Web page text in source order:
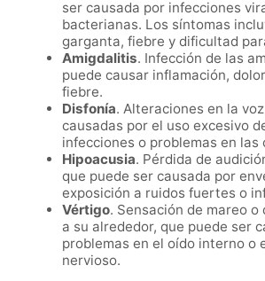
ser causada por infecciones
bacterianas. Los síntomas
garganta, fiebre y dificultad
Amigdalitis. Infección de las
puede causar inflamación,
fiebre.
Disfonía. Alteraciones en la
causadas por el uso excesivo
infecciones o problemas en las
Hipoacusia. Pérdida de
que puede ser causada por
exposición a ruidos fuertes o
Vértigo. Sensación de mareo
a su alrededor, que puede ser
problemas en el oído interno o
nervioso.